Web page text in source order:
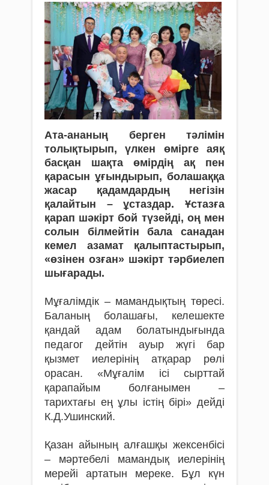
Ата-ананың берген тәлімін
толықтырып, үлкен өмірге аяқ
басқан шақта өмірдің ақ пен
қарасын ұғындырып, болашаққа
жасар қадамдардың негізін
қалайтын – ұстаздар. Ұстазға
қарап шәкірт бой түзейді, оң мен
солын білмейтін бала санадан
кемел азамат қалыптастырып,
«өзінен озған» шәкірт тәрбиелеп
шығарады.
Мұғалімдік – мамандықтың төресі.
Баланың бола­шағы, келешекте
қандай адам болатындығында
педагог дейтін ауыр жүгі бар
қызмет иелерінің атқарар рөлі
орасан. «Мұғалім ісі сырттай
қарапайым болғанымен –
тарихтағы ең ұлы істің бірі» дейді
К.Д.Ушинский.
Қазан айының алғашқы жексенбісі
– мәртебелі мамандық иелерінің
мерейі артатын мереке. Бұл күн